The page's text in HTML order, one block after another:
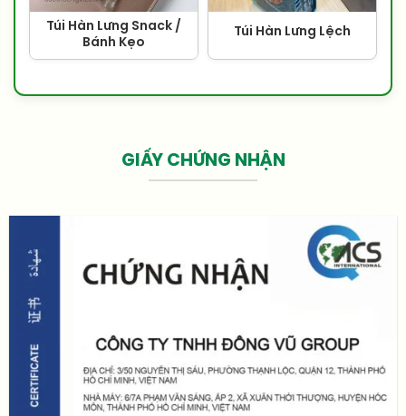
Túi Hàn Lưng Snack /
Bánh Kẹo
Túi Hàn Lưng Lệch
GIẤY CHỨNG NHẬN